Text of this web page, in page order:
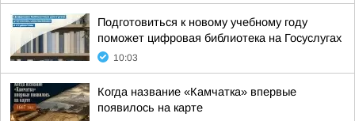
Подготовиться к новому учебному году
поможет цифровая библиотека на Госуслугах
10:03
Когда название «Камчатка» впервые
появилось на карте